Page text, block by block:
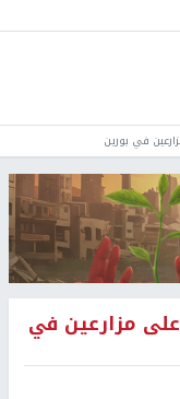
في بورين
مزارعين في